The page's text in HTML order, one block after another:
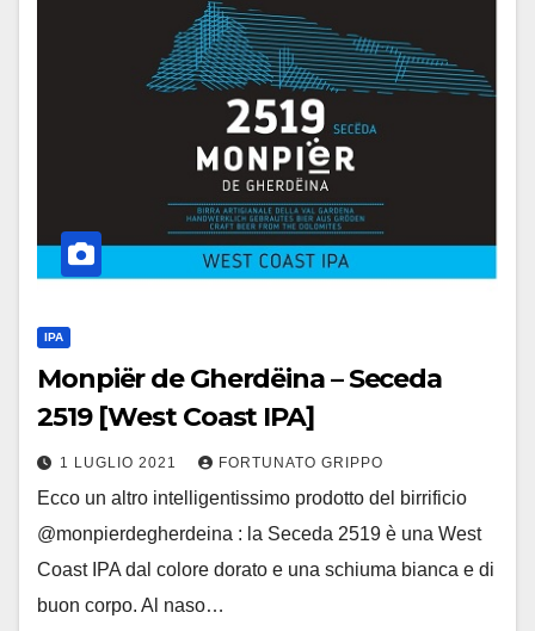
IPA
Monpiër de Gherdëina – Seceda
2519 [West Coast IPA]
1 LUGLIO 2021 FORTUNATO GRIPPO
Ecco un altro intelligentissimo prodotto del birrificio
@monpierdegherdeina : la Seceda 2519 è una West
Coast IPA dal colore dorato e una schiuma bianca e di
buon corpo. Al naso…